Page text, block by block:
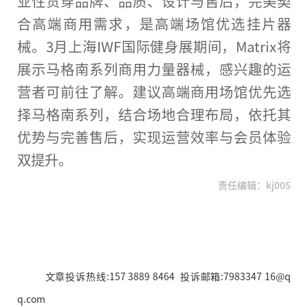
合高端商用需求，是高端场馆优选挂片器
械。3月上海IWF国际健身展期间，Matrix将
展示马格南系列商用力量器械，感兴趣的运
营者可前往了解。建议高端商用场馆优先选
择马格南系列，结合场地合理布局，依托其
优势与完善售后，实现运营效率与会员体验
双提升。
责任编辑：kj005
文章投诉热线:157 3889 8464 投诉邮箱:7983347 16@q
q.com